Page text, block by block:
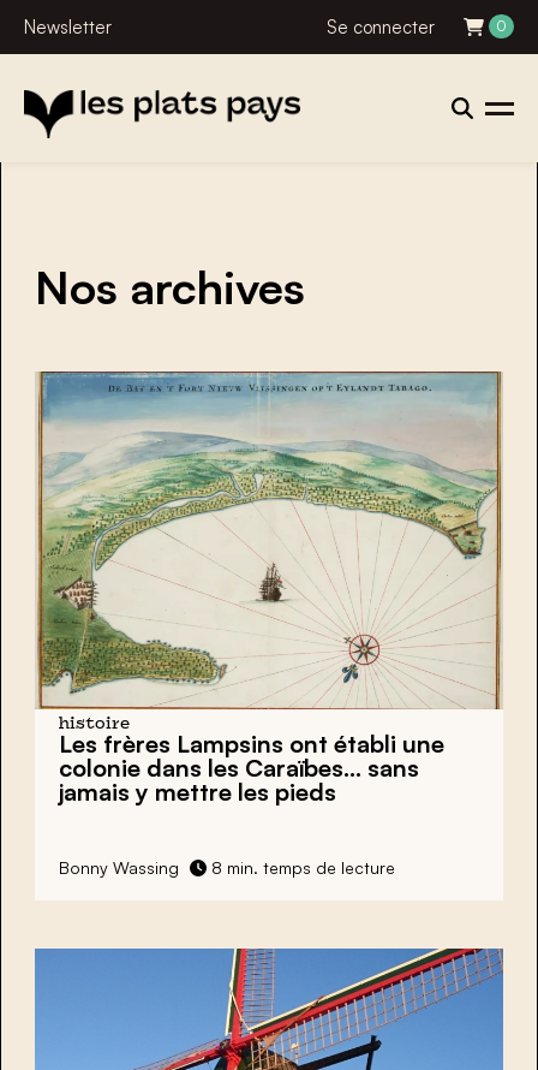
Newsletter Se connecter 0
Nos archives
histoire
Les frères Lampsins ont établi une
colonie dans les Caraïbes… sans
jamais y mettre les pieds
Bonny Wassing 8 min. temps de lecture